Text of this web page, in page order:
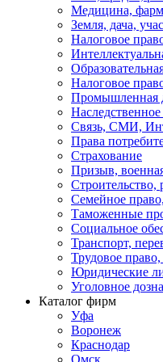
Медицина,
Земля, дача,
Налоговое
Налоговое
Промышленная
Связь, СМИ,
Права
Страхование
Призыв,
Строительство,
Семейное
Таможенные
Социальное
Транспорт,
Трудовое право,
Юридические
Уголовное
Каталог фирм
Уфа
Воронеж
Краснодар
Омск